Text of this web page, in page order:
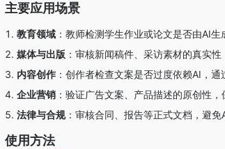
主要应用场景
教育领域 ：教师检测学生作业或论文是否由AI生
媒体与出版 ：审核新闻稿件、采访素材的真实性
内容创作 ：创作者检查文案是否过度依赖AI，通
企业营销 ：验证广告文案、产品描述的原创性，
法律与合规：审核合同、报告等正式文档，避免
使用方法